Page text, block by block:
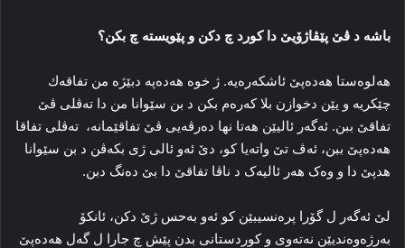
باشه‌ د ڤێ پێڤاژۆیێ دا‌ کورد چ دکن و پێویستە چ بکن؟
هه‌لوه‌ستا ھەدەپێ ئاشكەرەیە. ژ خوه‌ ھەدەپە دبێژه‌ من تفاقەك
چێکریه‌ و یێن دخوازن بلا که‌ره‌م بکن د بن سێوانا من دا‌ ته‌ڤلی ڤێ
تفاقێ ببن. ئه‌گه‌ر ئالیێن ھەتا نھا دەرڤەیی ڤێ تفاقێمانە، ته‌ڤلی تفاقا
ھەدەپێ ببن، ئه‌ڤ تێ واته‌یا کو، دێ ئەو ئالی ژی بکه‌ڤن د بن سێوانا
هدپێ دا و وه‌ک هه‌ر ئالیه‌ک د ناڤا تفاقێ دا‌ بێ ده‌نگ دبن.
لێ ئه‌گه‌ر ل گۆرا پره‌نسیبێن کو ئه‌و به‌حس ژێ دکن، ئانكۆ
به‌رژه‌وه‌ندیێن نه‌ته‌وی و کوردستانی بدن پێش چ جارا ل گه‌ل ھەدەپێ